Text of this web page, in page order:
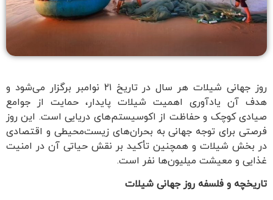
روز جهانی شیلات هر سال در تاریخ ۲۱ نوامبر برگزار می‌شود و
هدف آن یادآوری اهمیت شیلات پایدار، حمایت از جوامع
صیادی کوچک و حفاظت از اکوسیستم‌های دریایی است. این روز
فرصتی برای توجه جهانی به بحران‌های زیست‌محیطی و اقتصادی
در بخش شیلات و همچنین تأکید بر نقش حیاتی آن در امنیت
غذایی و معیشت میلیون‌ها نفر است.
تاریخچه و فلسفه روز جهانی شیلات